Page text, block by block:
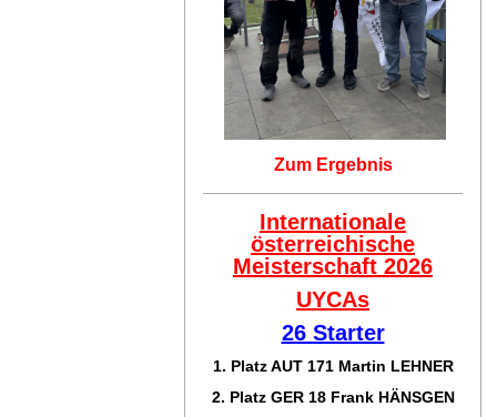
Zum Ergebnis
Internationale
österreichische
Meisterschaft 2026
UYCAs
26 Starter
1. Platz AUT 171 Martin LEHNER
2. Platz GER 18 Frank HÄNSGEN